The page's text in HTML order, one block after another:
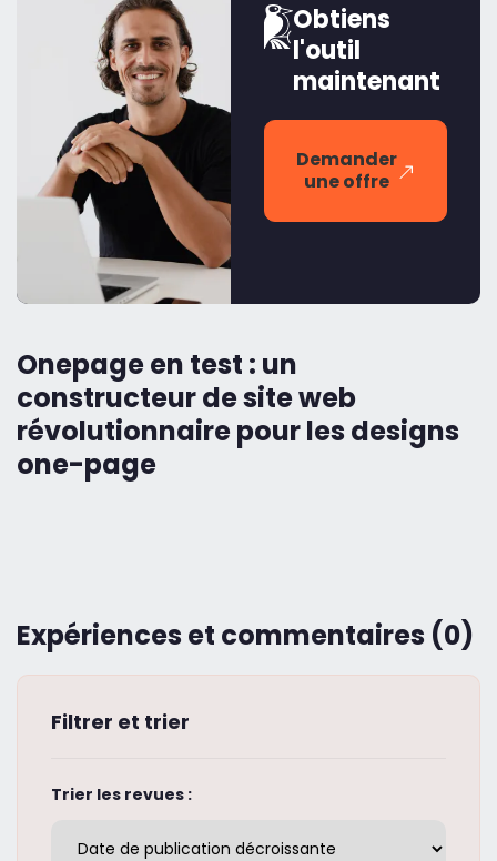
Obtiens
l'outil
maintenant
Demander
une offre
Onepage en test : un
constructeur de site web
révolutionnaire pour les designs
one-page
Expériences et commentaires (0)
Filtrer et trier
Trier les revues :